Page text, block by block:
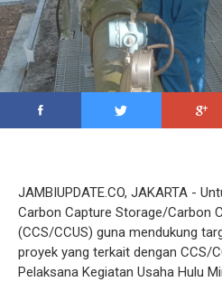
JAMBIUPDATE.CO, JAKARTA -
Carbon Capture Storage/Carbon
(CCS/CCUS) guna mendukung
proyek yang terkait dengan CCS/
Pelaksana Kegiatan Usaha Hulu